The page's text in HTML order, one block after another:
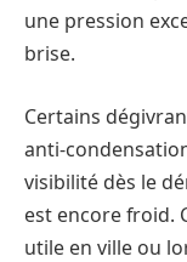
une pression
brise.
Certains
anti-
visibilité dès le
est encore froid.
utile en ville ou